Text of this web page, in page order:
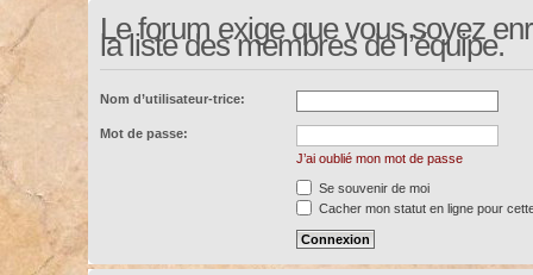
Le forum exige que vous soyez
la liste des membres de l’équipe.
Nom d’utilisateur-trice:
Mot de passe:
J’ai oublié mon mot de passe
Se souvenir de moi
Cacher mon statut en ligne pour